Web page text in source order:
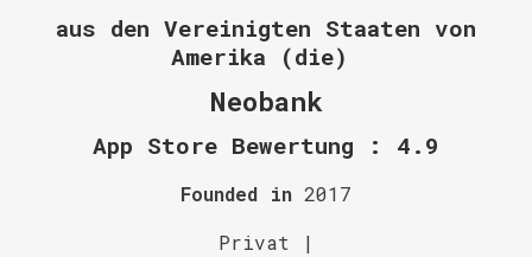
aus den Vereinigten Staaten von
Amerika (die)
Neobank
App Store Bewertung : 4.9
Founded in 2017
Privat |